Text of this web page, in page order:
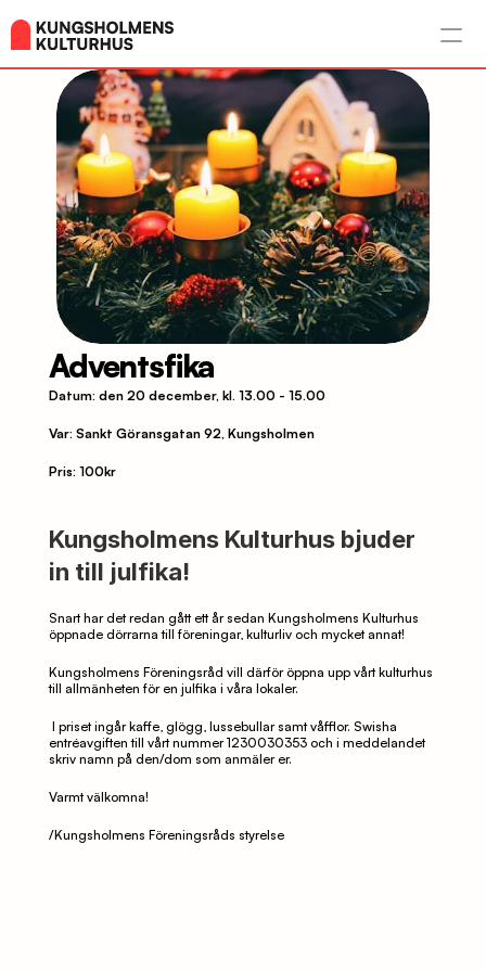
Adventsfika
Datum: den 20 december, kl. 13.00 - 15.00
Var: Sankt Göransgatan 92, Kungsholmen
Pris: 100kr
Kungsholmens Kulturhus bjuder
in till julfika!
Snart har det redan gått ett år sedan Kungsholmens Kulturhus
öppnade dörrarna till föreningar, kulturliv och mycket annat!
Kungsholmens Föreningsråd vill därför öppna upp vårt kulturhus
till allmänheten för en julfika i våra lokaler.
I priset ingår kaffe, glögg, lussebullar samt våfflor. Swisha
entréavgiften till vårt nummer 1230030353 och i meddelandet
skriv namn på den/dom som anmäler er.
Varmt välkomna!
/Kungsholmens Föreningsråds styrelse